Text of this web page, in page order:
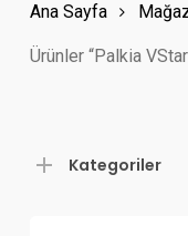
Ana Sayfa
Ürünler “Palkia
Kategoriler